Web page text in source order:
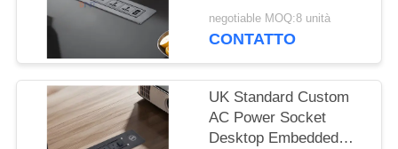
PRIVACY
POLICY
corrente a scomparsa
da tavolo/Presa da
negotiable MOQ:8 unità
CONTATTO
UK Standard Custom
AC Power Socket
Desktop Embedded